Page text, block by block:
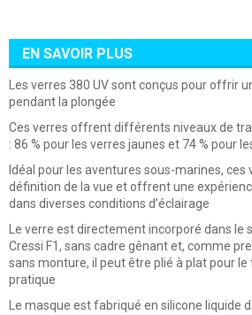
EN SAVOIR PLUS
Les verres 380 UV sont conçus pour offrir
pendant la plongée
Ces verres offrent différents niveaux de
: 86 % pour les verres jaunes et 74 % pour
Idéal pour les aventures sous-marines,
définition de la vue et offrent une
dans diverses conditions d’éclairage
Le verre est directement incorporé dans le
Cressi F1, sans cadre gênant et, comme
sans monture, il peut être plié à plat pour
pratique
Le masque est fabriqué en silicone liquide